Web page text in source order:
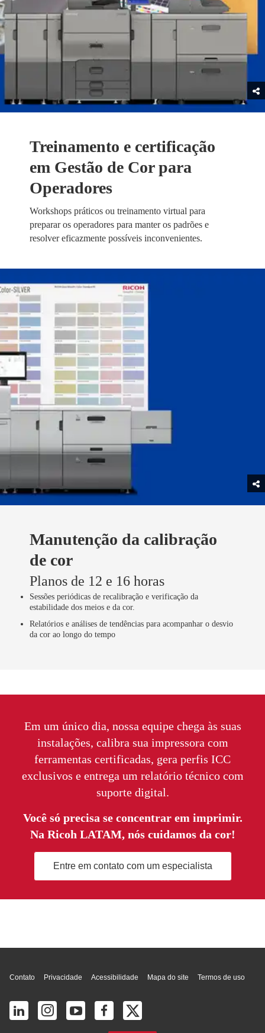
Treinamento e certificação
em Gestão de Cor para
Operadores
Workshops práticos ou treinamento virtual para
preparar os operadores para manter os padrões e
resolver eficazmente possíveis inconvenientes.
Manutenção da calibração
de cor
Planos de 12 e 16 horas
Sessões periódicas de recalibração e verificação da
estabilidade dos meios e da cor.
Relatórios e análises de tendências para acompanhar o desvio
da cor ao longo do tempo
Em um único dia, nossa equipe chega às suas
instalações, calibra sua impressora com
ferramentas certificadas, gera perfis ICC
exclusivos e entrega um relatório técnico com
suporte digital.
Você só precisa se concentrar em imprimir.
Na Ricoh LATAM, nós cuidamos da cor!
Entre em contato com um especialista
Contato Privacidade Acessibilidade Mapa do site Termos de uso